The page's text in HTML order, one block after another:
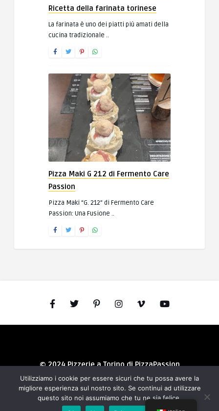
Ricetta della farinata torinese
La farinata è uno dei piatti più amati della
cucina tradizionale ..
Pizza Maki G 212 di Fermento Care
Passion
Pizza Maki “G. 212” di Fermento Care
Passion: Una Fusione ..
© 2024 Pizzerie a Torino di PizzaPassion
Utilizziamo i cookie per essere sicuri che tu possa avere la
migliore esperienza sul nostro sito. Se continui ad utilizzare
questo sito noi assumiamo che tu ne sia felice.